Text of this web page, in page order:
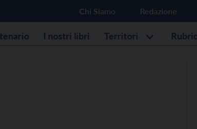
Chi Siamo Redazione
I nostri libri Territori